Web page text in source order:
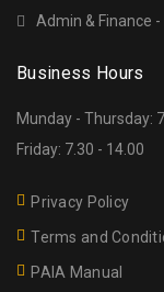
Admin & Finance
Business Hours
Munday - Thursday:
Friday: 7.30 - 14.00
Privacy Policy
Terms and
PAIA Manual